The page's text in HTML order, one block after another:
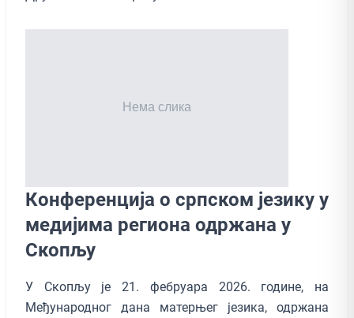
Конференција о српском језику у
медијима региона одржана у
Скопљу
У Скопљу је 21. фебруара 2026. године, на
Међународног дана матерњег језика, одржана